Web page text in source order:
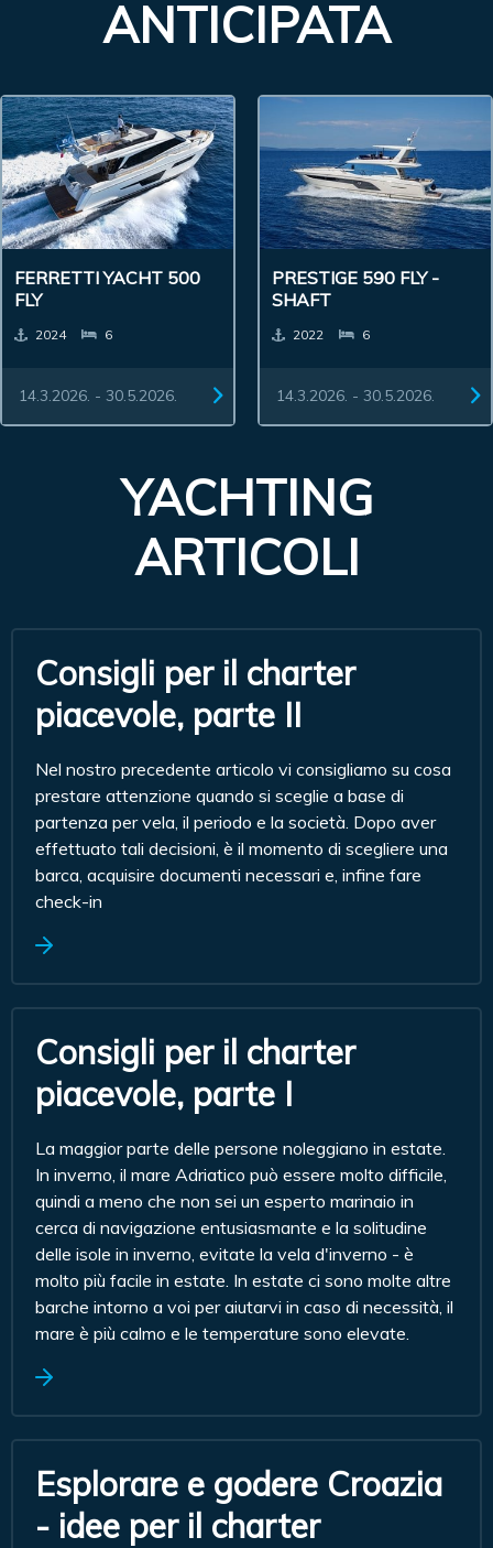
ANTICIPATA
FERRETTI YACHT 500
FLY
2024 6
14.3.2026. - 30.5.2026.
PRESTIGE 590 FLY -
SHAFT
2022 6
14.3.2026. - 30.5.2026.
YACHTING
ARTICOLI
Consigli per il charter
piacevole, parte II
Nel nostro precedente articolo vi consigliamo su cosa
prestare attenzione quando si sceglie a base di
partenza per vela, il periodo e la società. Dopo aver
effettuato tali decisioni, è il momento di scegliere una
barca, acquisire documenti necessari e, infine fare
check-in
Consigli per il charter
piacevole, parte I
La maggior parte delle persone noleggiano in estate.
In inverno, il mare Adriatico può essere molto difficile,
quindi a meno che non sei un esperto marinaio in
cerca di navigazione entusiasmante e la solitudine
delle isole in inverno, evitate la vela d'inverno - è
molto più facile in estate. In estate ci sono molte altre
barche intorno a voi per aiutarvi in ​​caso di necessità, il
mare è più calmo e le temperature sono elevate.
Esplorare e godere Croazia
- idee per il charter